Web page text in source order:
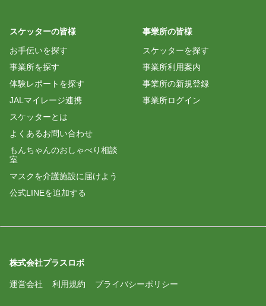
スケッターの皆様
お手伝いを探す
事業所を探す
体験レポートを探す
JALマイレージ連携
スケッターとは
よくあるお問い合わせ
もんちゃんのおしゃべり相談
室
マスクを介護施設に届けよう
公式LINEを追加する
事業所の皆様
スケッターを探す
事業所利用案内
事業所の新規登録
事業所ログイン
株式会社プラスロボ
運営会社 利用規約 プライバシーポリシー